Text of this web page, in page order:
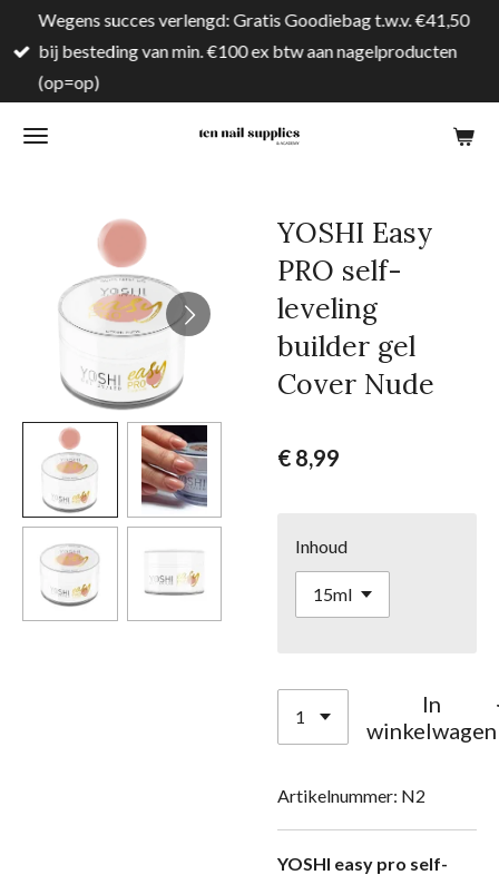
direct
naar
hoofdinhoud
Wegens succes verlengd: Gratis Goodiebag t.w.v. €41,50
bij besteding van min. €100 ex btw aan nagelproducten
(op=op)
YOSHI Easy
PRO self-
leveling
builder gel
Cover Nude
€ 8,99
Inhoud
In
winkelwagen
Artikelnummer: N2
YOSHI easy pro self-